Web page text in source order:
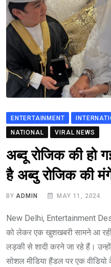
ENTERTAINMENT
NATIONAL
VIRAL NEWS
अब्दू रोजिक की हो
है अब्दु रोजिक की
BYADMIN MAY 11, 2024
New Delhi, Entertainment
को लेकर एक खुशखबरी सामने आ रही
लड़की से शादी करने जा रहे हैं।
सोशल मीडिया हैंडल पर एक